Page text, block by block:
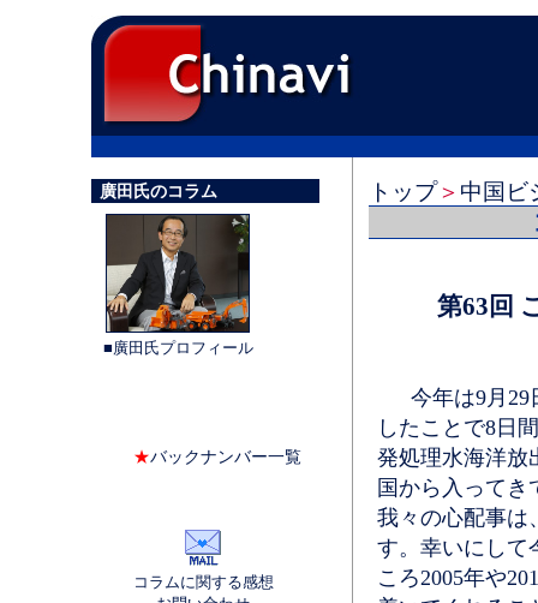
廣田氏のコラム
■廣田氏プロフィール
★バックナンバー一覧
コラムに関する感想
トップ＞ 中国ビ
第63回
今年は9月29
したことで8日
発処理水海洋放
国から入ってき
我々の心配事は
す。幸いにして
ころ2005年や